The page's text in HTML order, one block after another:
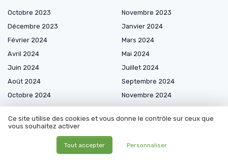
Octobre 2023
Novembre 2023
Décembre 2023
Janvier 2024
Février 2024
Mars 2024
Avril 2024
Mai 2024
Juin 2024
Juillet 2024
Août 2024
Septembre 2024
Octobre 2024
Novembre 2024
Décembre 2024
Janvier 2025
Février 2025
Mars 2025
Juillet 2025
Ce site utilise des cookies et vous donne le contrôle sur ceux que
vous souhaitez activer
Tout accepter Personnaliser